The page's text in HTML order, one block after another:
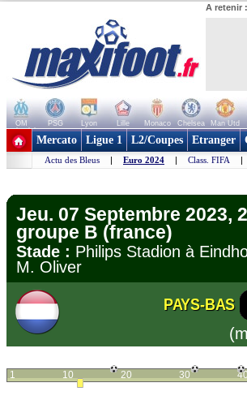
A retenir :
OM PSG Lyon Lille Monaco Chelsea Man Utd
+ de clubs
Mercato Ligue 1 L2/Coupes Etranger
Actu des Bleus | Euro 2024 | Class. FIFA |
Jeu. 07 Septembre 2023,
groupe B (france)
Stade : Philips Stadion à
M. Oliver
PAYS-BAS
1 10 20 30 40